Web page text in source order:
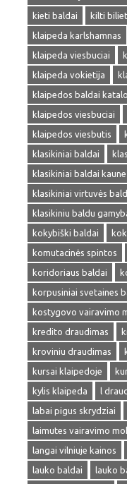
kieti baldai
kilti
klaipeda karlshamnas
klaipeda viesbuciai
klaipeda vokietija
klaipedos baldai
klaipedos viesbuciai
klaipedos viesbutis
klasikiniai baldai
klasikiniai baldai kaune
klasikiniai virtuvės
klasikiniu baldu
kokybiški baldai
komutacinės spintos
koridoriaus baldai
korpusiniai svetaines
kostygovo vairavimo
kredito draudimas
kroviniu draudimas
kursai klaipedoje
kylis klaipeda
l
labai pigus skrydziai
laimutes vairavimo
langai vilniuje kainos
lauko baldai
lauko